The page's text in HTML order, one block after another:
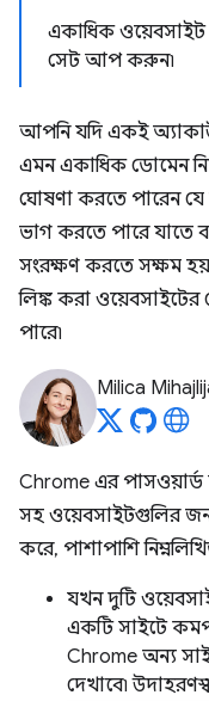
একাধিক ওয়েবসাইট
সেট আপ করুন৷
আপনি যদি একই
এমন একাধিক ডোমেন
ঘোষণা করতে পারেন
ভাগ করতে পারে যাতে
সংরক্ষণ করতে সক্ষম
লিঙ্ক করা
পারে৷
Milica
Chrome এর পাসওয়ার্ড
সহ ওয়েবসাইটগুলির
করে, পাশাপাশি
যখন দুটি
একটি সাইটে
Chrome অন্য
দেখাবে৷